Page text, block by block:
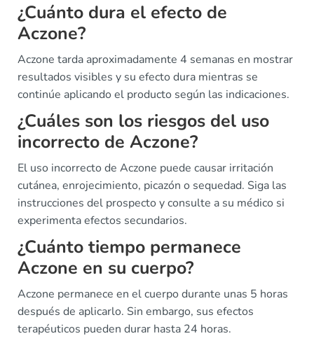
¿Cuánto dura el efecto de
Aczone?
Aczone tarda aproximadamente 4 semanas en mostrar
resultados visibles y su efecto dura mientras se
continúe aplicando el producto según las indicaciones.
¿Cuáles son los riesgos del uso
incorrecto de Aczone?
El uso incorrecto de Aczone puede causar irritación
cutánea, enrojecimiento, picazón o sequedad. Siga las
instrucciones del prospecto y consulte a su médico si
experimenta efectos secundarios.
¿Cuánto tiempo permanece
Aczone en su cuerpo?
Aczone permanece en el cuerpo durante unas 5 horas
después de aplicarlo. Sin embargo, sus efectos
terapéuticos pueden durar hasta 24 horas.